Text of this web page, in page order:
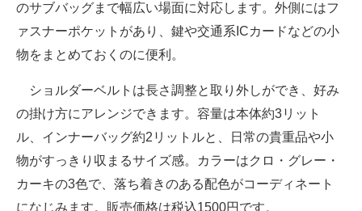
のサブバッグまで幅広い場面に対応します。外側にはフ
ァスナーポケットがあり、鍵や交通系ICカードなどの小
物をまとめておくのに便利。
ショルダーベルトは長さ調整と取り外しができ、好み
の掛け方にアレンジできます。容量は本体約3リット
ル、インナーバッグ約2リットルと、日常の貴重品や小
物がすっきり収まるサイズ感。カラーはクロ・グレー・
カーキの3色で、落ち着きのある配色がコーディネート
になじみます。販売価格は税込1500円です。